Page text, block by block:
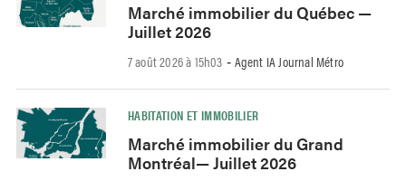
Marché immobilier du Québec —
Juillet 2026
7 août 2026 à 15h03 - Agent IA Journal Métro
HABITATION ET IMMOBILIER
Marché immobilier du Grand
Montréal— Juillet 2026